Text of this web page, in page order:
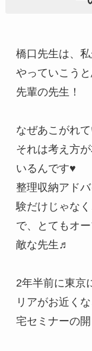
橋口先生は、
やっていこう
先輩の先生！
なぜあこがれて
それは考え方
いるんです♥
整理収納アド
験だけじゃな
で、とてもオ
敵な先生♬
2年半前に東京
リアがお近く
宅セミナーの